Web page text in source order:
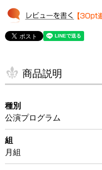
商品説明
種別
公演プログラム
組
月組